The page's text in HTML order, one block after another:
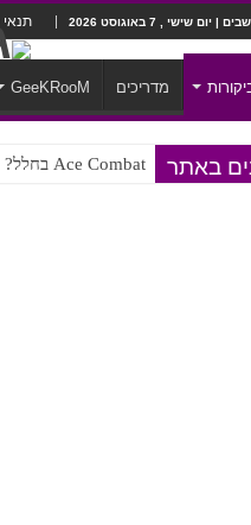
, 7 באוגוסט 2026
מדריכים GeeKRooM
באתר Ace Combat בחלל? לא, יותר מזה. ביקורת המשחק Chorus
Steven Universe והשירים שתורגמו בצורה נוראית לעברית